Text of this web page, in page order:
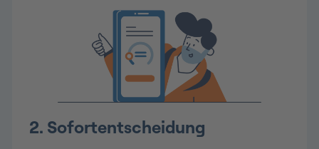
2. Sofortentscheidung